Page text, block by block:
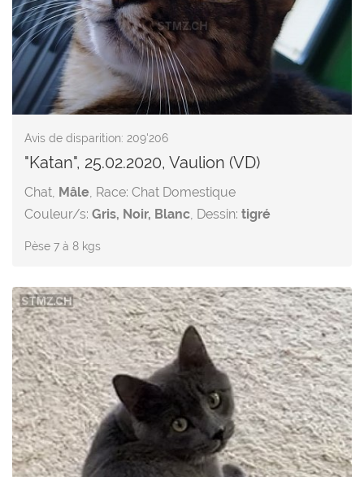
Avis de disparition: 209'206
"Katan", 25.02.2020, Vaulion (VD)
Chat, Mâle, Race: Chat Domestique
Couleur/s: Gris, Noir, Blanc, Dessin: tigré
Pèse 7 à 8 kgs